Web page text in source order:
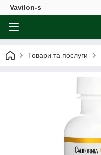
Vavilon-s
Товари та послуги